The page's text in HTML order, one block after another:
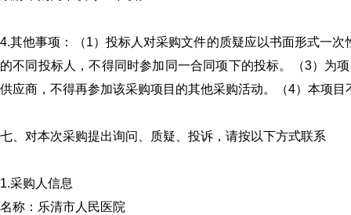
4.其他事项：（1）投标人对采购文件的质疑应以书面形式一
的不同投标人，不得同时参加同一合同项下的投标。（3）为
供应商，不得再参加该采购项目的其他采购活动。（4）本项目
七、对本次采购提出询问、质疑、投诉，请按以下方式联系
1.采购人信息
名称：乐清市人民医院